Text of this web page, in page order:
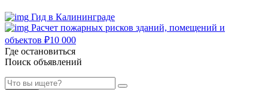
Гид в Калининграде
Расчет пожарных рисков зданий, помещений и
объектов ₽10 000
Где остановиться
Поиск объявлений